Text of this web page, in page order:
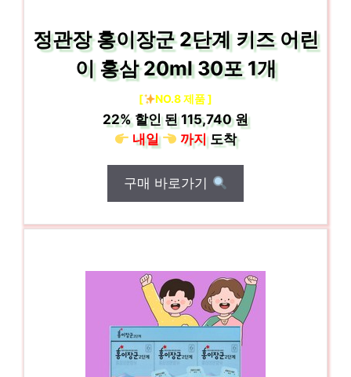
정관장 홍이장군 2단계 키즈 어린
이 홍삼 20ml 30포 1개
[ NO.8 제품 ]
22%할인 된115,740 원
내일
까지도착
구매 바로가기